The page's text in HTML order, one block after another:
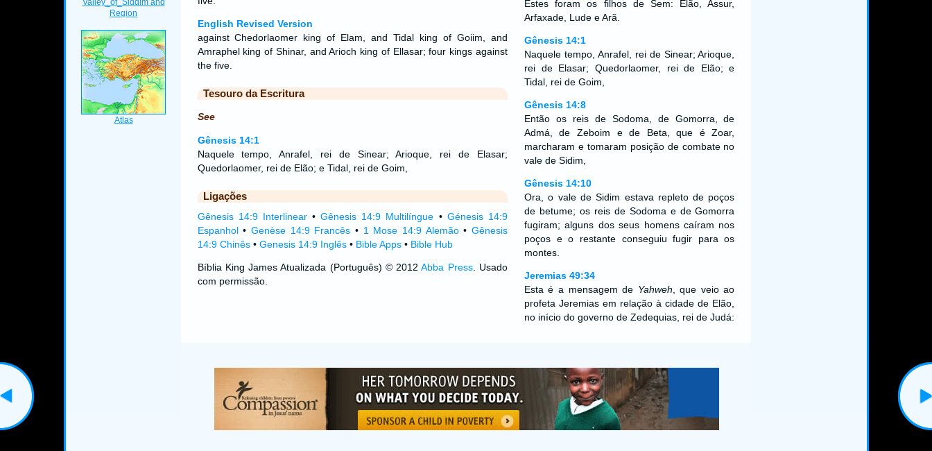
English Revised Version
against Chedorlaomer king of Elam, and Tidal king of Goiim, and
Amraphel king of Shinar, and Arioch king of Ellasar; four kings against
the five.
Tesouro da Escritura
See
Gênesis 14:1
Naquele tempo, Anrafel, rei de Sinear; Arioque, rei de Elasar;
Quedorlaomer, rei de Elão; e Tidal, rei de Goim,
Ligações
Gênesis 14:9 Interlinear•Gênesis 14:9 Multilíngue • Génesis 14:9
Espanhol• Genèse 14:9 Francês • 1 Mose 14:9 Alemão• Gênesis
14:9 Chinês• Genesis 14:9 Inglês• Bible Apps• Bible Hub
Bíblia King James Atualizada (Português) © 2012Abba Press. Usado
com permissão.
Estes foram os filhos de Sem: Elão, Assur,
Arfaxade, Lude e Arã.
Gênesis 14:1
Naquele tempo, Anrafel, rei de Sinear; Arioque,
rei de Elasar; Quedorlaomer, rei de Elão; e
Tidal, rei de Goim,
Gênesis 14:8
Então os reis de Sodoma, de Gomorra, de
Admá, de Zeboim e de Beta, que é Zoar,
marcharam e tomaram posição de combate no
vale de Sidim,
Gênesis 14:10
Ora, o vale de Sidim estava repleto de poços
de betume; os reis de Sodoma e de Gomorra
fugiram; alguns dos seus homens caíram nos
poços e o restante conseguiu fugir para os
montes.
Jeremias 49:34
Esta é a mensagem de Yahweh , que veio ao
profeta Jeremias em relação à cidade de Elão,
no início do governo de Zedequias, rei de Judá: